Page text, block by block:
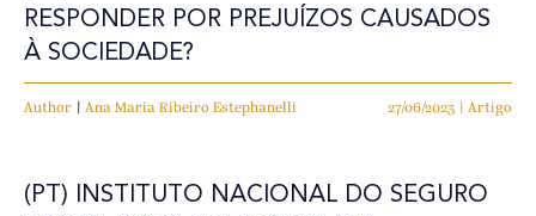
RESPONDER POR PREJUÍZOS CAUSADOS
À SOCIEDADE?
Author | Ana Maria Ribeiro Estephanelli 27/06/2023 | Artigo
(PT) INSTITUTO NACIONAL DO SEGURO